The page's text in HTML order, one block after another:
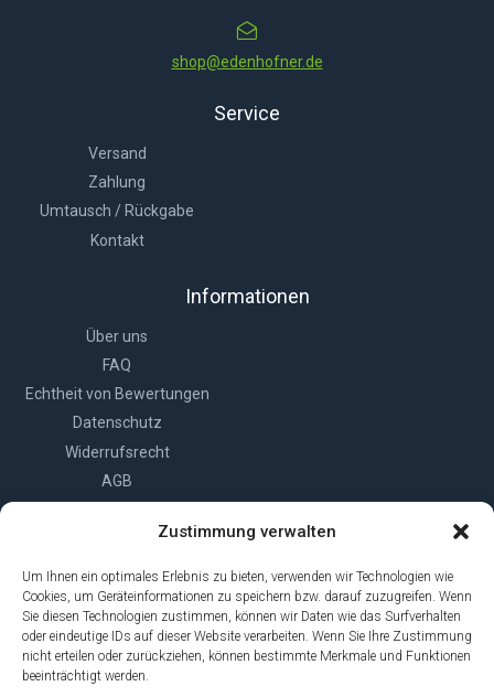
Zustimmung verwalten
Um Ihnen ein optimales Erlebnis zu bieten, verwenden wir Technologien wie
Cookies, um Geräteinformationen zu speichern bzw. darauf zuzugreifen. Wenn
Sie diesen Technologien zustimmen, können wir Daten wie das Surfverhalten
oder eindeutige IDs auf dieser Website verarbeiten. Wenn Sie Ihre Zustimmung
nicht erteilen oder zurückziehen, können bestimmte Merkmale und Funktionen
beeinträchtigt werden.
shop@edenhofner.de
Service
Versand
Zahlung
Umtausch / Rückgabe
Kontakt
Informationen
Über uns
FAQ
Echtheit von Bewertungen
Datenschutz
Widerrufsrecht
AGB
Cookie-Richtlinie (EU)